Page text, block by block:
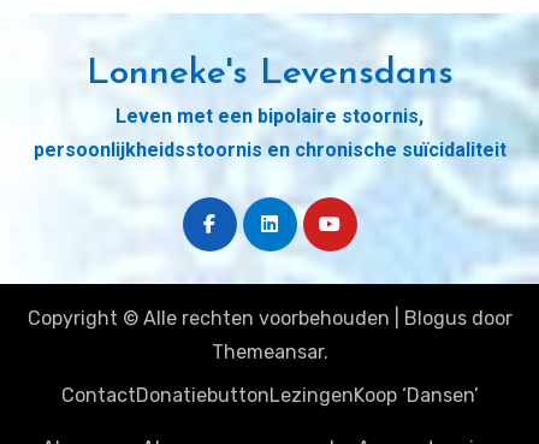
Lonneke's Levensdans
Leven met een bipolaire stoornis,
persoonlijkheidsstoornis en chronische suïcidaliteit
Copyright © Alle rechten voorbehouden Blogusdoor
Themeansar.
ContactDonatiebuttonLezingenKoop ‘Dansen’